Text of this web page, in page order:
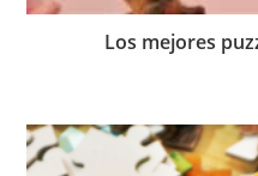
Los mejores